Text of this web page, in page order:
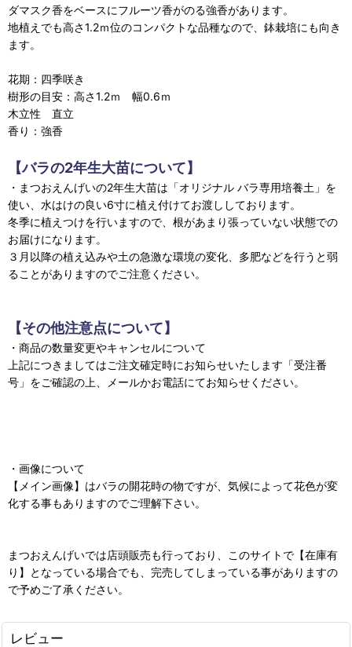
ダマスク香をベースにフルーツ香がのる強香があります。
地植えでも高さ1.2ｍ位のコンパクトな品種なので、鉢栽培にも向き
ます。
花期：四季咲き
樹形の目安：高さ1.2ｍ 幅0.6ｍ
木立性 直立
香り：強香
【バラの2年生大苗について】
・まつおえんげいの2年生大苗は「オリジナル バラ専用培養土」を
使い、水はけの良い6寸に植え付けてお渡ししております。
冬季に植えつけを行いますので、根があまり張っていない状態での
お届けになります。
３月以降の植え込みや土の急激な環境の変化、多肥などを行うと弱
ることがありますのでご注意ください。
【その他注意点について】
・商品の数量変更やキャンセルについて
上記につきましてはご注文確定時にお知らせいたします「受注番
号」をご確認の上、メールかお電話にてお知らせください。
・画像について
【メイン画像】はバラの開花時の物ですが、気候によって花色が変
化する事もありますのでご理解下さい。
まつおえんげいでは店頭販売も行っており、このサイトで【在庫有
り】となっている場合でも、完売してしまっている事がありますの
で予めご了承ください。
レビュー